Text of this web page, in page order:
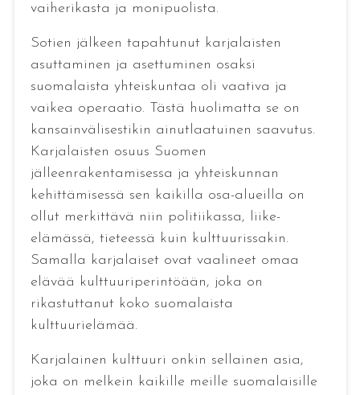
vaiherikasta ja monipuolista.
Sotien jälkeen tapahtunut karjalaisten
asuttaminen ja asettuminen osaksi
suomalaista yhteiskuntaa oli vaativa ja
vaikea operaatio. Tästä huolimatta se on
kansainvälisestikin ainutlaatuinen saavutus.
Karjalaisten osuus Suomen
jälleenrakentamisessa ja yhteiskunnan
kehittämisessä sen kaikilla osa-alueilla on
ollut merkittävä niin politiikassa, liike-
elämässä, tieteessä kuin kulttuurissakin.
Samalla karjalaiset ovat vaalineet omaa
elävää kulttuuriperintöään, joka on
rikastuttanut koko suomalaista
kulttuurielämää.
Karjalainen kulttuuri onkin sellainen asia,
joka on melkein kaikille meille suomalaisille